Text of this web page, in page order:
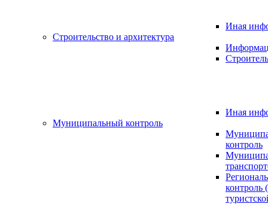
Иная
Строительство и архитектура
Иная
Муниципальный контроль
контроль
контроль